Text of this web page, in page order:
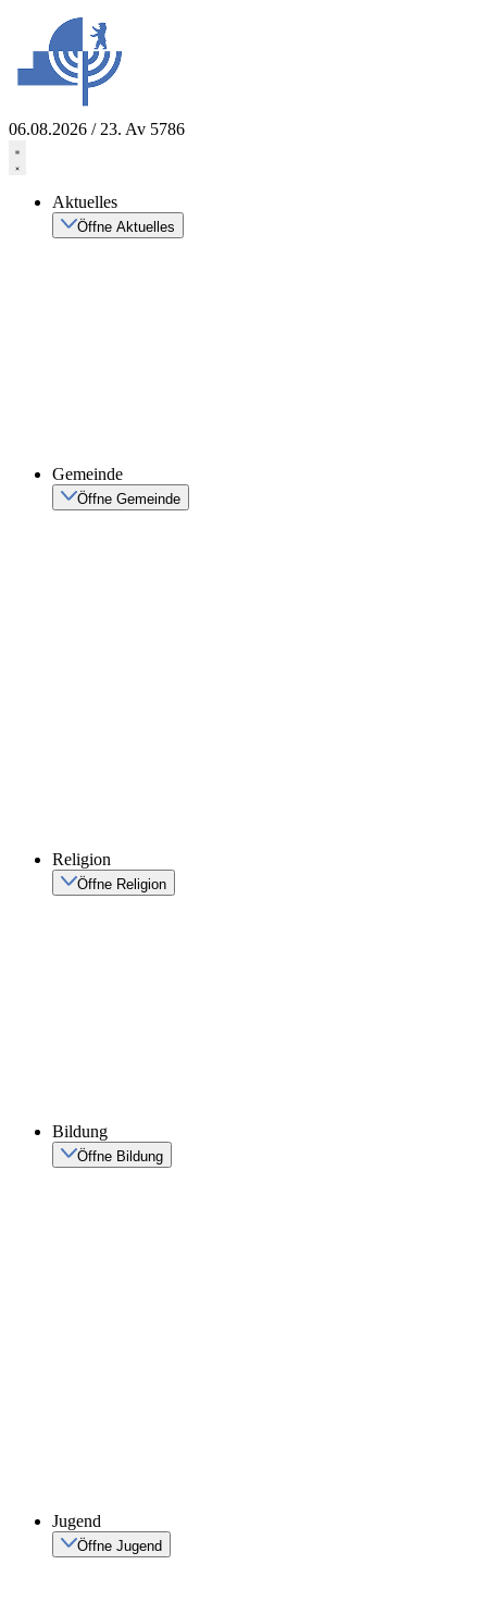
springen
06.08.2026 / 23. Av 5786
Aktuelles
Öffne Aktuelles
Gemeinde
Öffne Gemeinde
Religion
Öffne Religion
Bildung
Öffne Bildung
Jugend
Öffne Jugend